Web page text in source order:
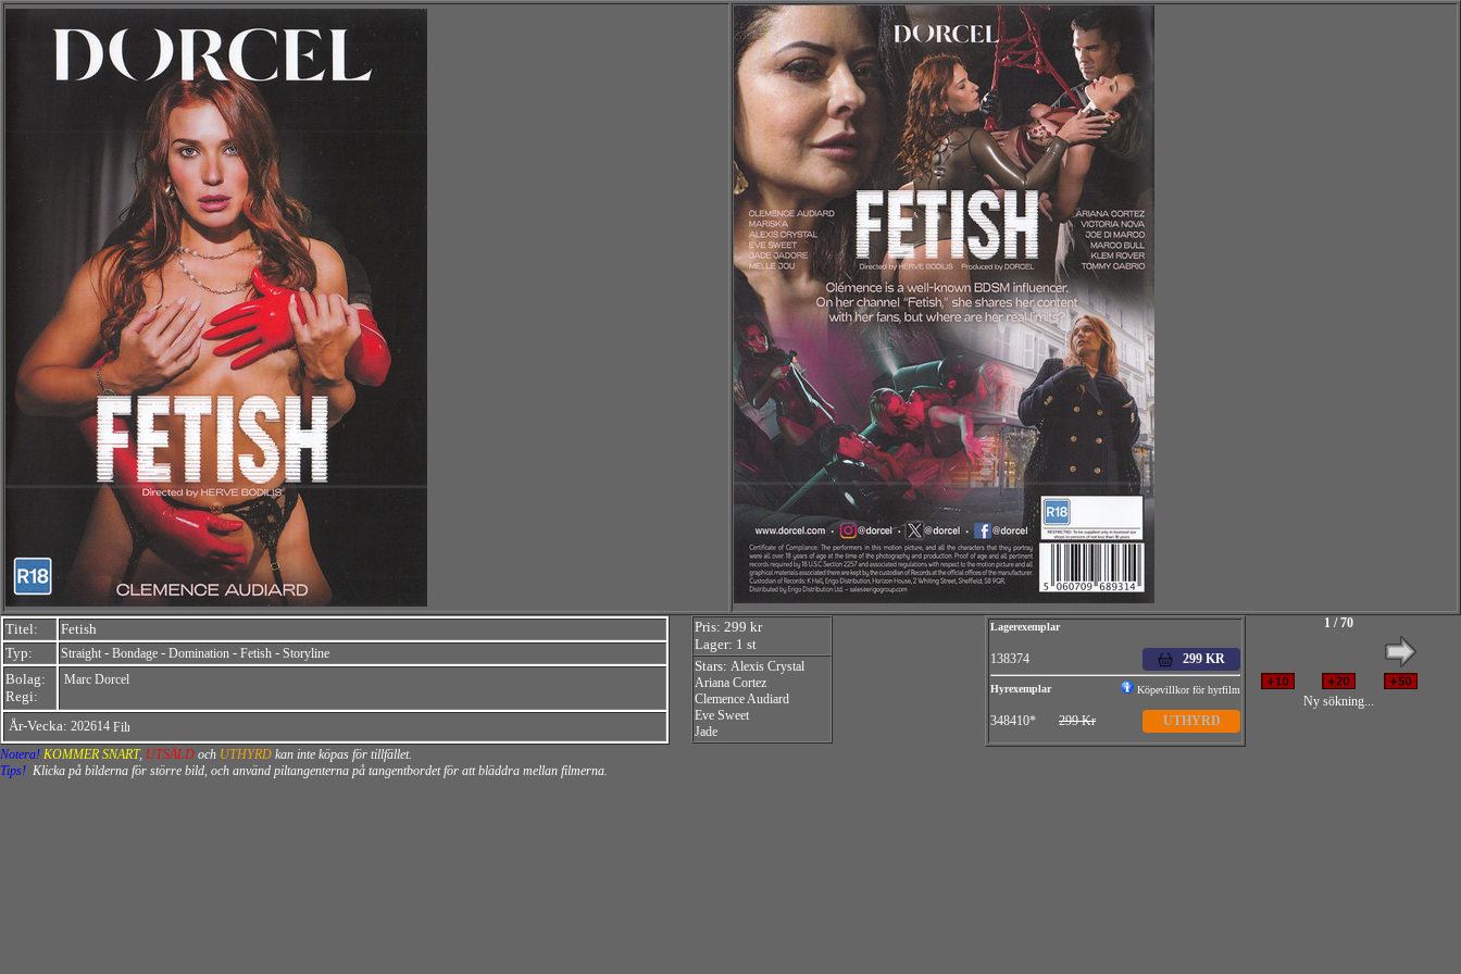
Titel:
Fetish
Typ:
Straight - Bondage - Domination - Fetish - Storyline
Bolag:
Regi:
Marc Dorcel
År-Vecka: 202614
Pris: 299 kr
Lager: 1 st
Stars: Alexis Crystal
Ariana Cortez
Clemence Audiard
Eve Sweet
Jade
Lagerexemplar
138374 299 KR
Hyrexemplar Köpevillkor för hyrfilm
348410* 299 Kr UTHYRD
1 / 70
Ny sökning...
Notera! KOMMER SNART, UTSÅLD och UTHYRD kan inte köpas för tillfället.
Tips! Klicka på bilderna för större bild, och använd piltangenterna på tangentbordet för att bläddra mellan filmerna.